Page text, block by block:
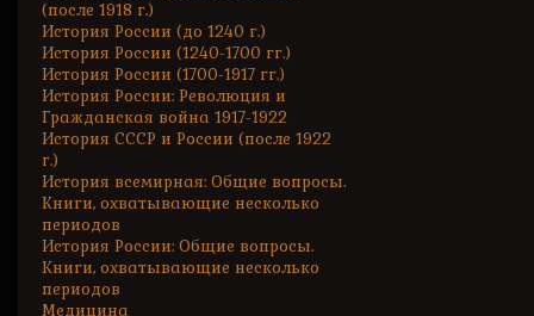
(после 1918 г.)
История России (до 1240 г.)
История России (1240-1700 гг.)
История России (1700-1917 гг.)
История России: Революция и
Гражданская война 1917-1922
История СССР и России (после 1922
г.)
История всемирная: Общие вопросы.
Книги, охватывающие несколько
периодов
История России: Общие вопросы.
Книги, охватывающие несколько
периодов
Медицина